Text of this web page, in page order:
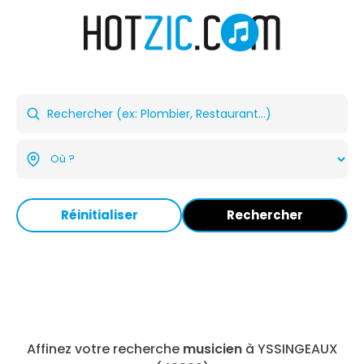
Réinitialiser Rechercher
Affinez votre recherche musicienà YSSINGEAUX